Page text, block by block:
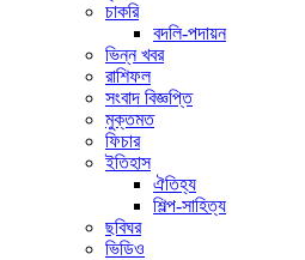
চাকরি
বদলি-পদায়ন
ভিন্ন খবর
রাশিফল
সংবাদ বিজ্ঞপ্তি
মুক্তমত
ফিচার
ইতিহাস
ঐতিহ্য
শিল্প-সাহিত্য
ছবিঘর
ভিডিও